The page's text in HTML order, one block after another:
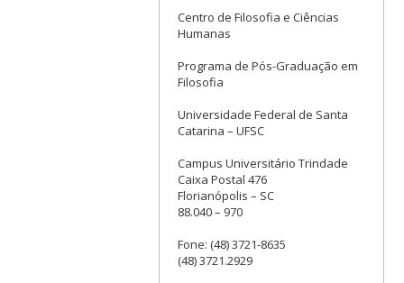
Centro de Filosofia e Ciências
Humanas
Programa de Pós-Graduação em
Filosofia
Universidade Federal de Santa
Catarina – UFSC
Campus Universitário Trindade
Caixa Postal 476
Florianópolis – SC
88.040 – 970
Fone: (48) 3721-8635
(48) 3721.2929